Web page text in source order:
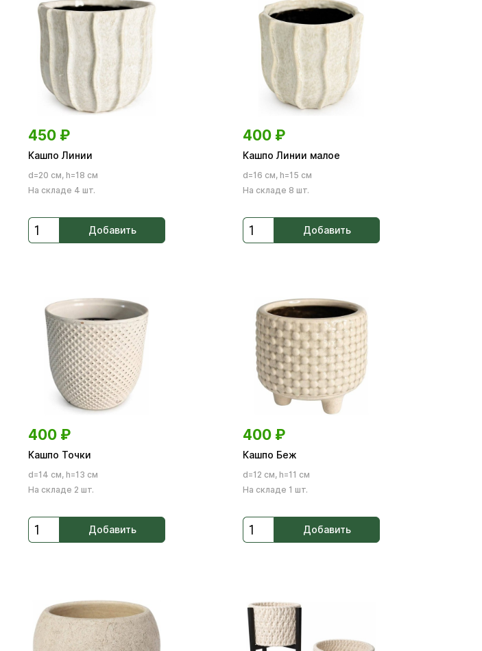
450 ₽
Кашпо Линии
d=20 см, h=18 см
На складе 4 шт.
Добавить
400 ₽
Кашпо Линии малое
d=16 см, h=15 см
На складе 8 шт.
Добавить
400 ₽
Кашпо Точки
d=14 см, h=13 см
На складе 2 шт.
Добавить
400 ₽
Кашпо Беж
d=12 см, h=11 см
На складе 1 шт.
Добавить